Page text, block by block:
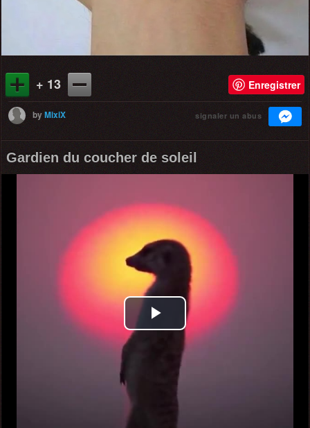
+ 13 Enregistrer
byMixiX signaler un abus
Gardien du coucher de soleil
Play
Video